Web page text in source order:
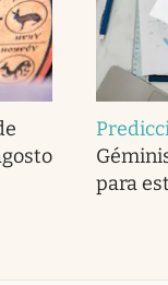
para